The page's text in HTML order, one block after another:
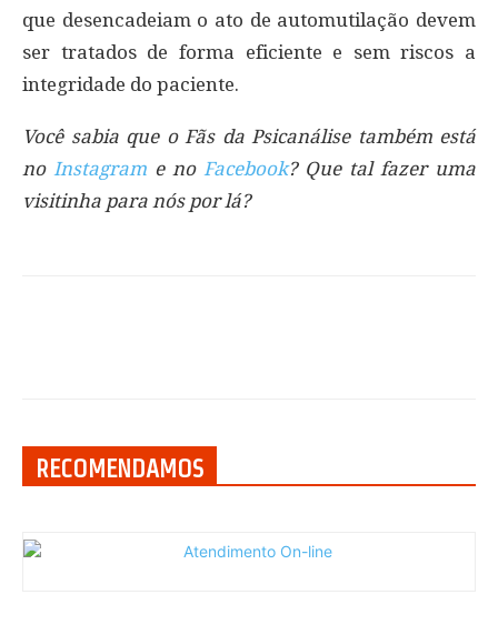
que desencadeiam o ato de automutilação devem
ser tratados de forma eficiente e sem riscos a
integridade do paciente.
Você sabia que o Fãs da Psicanálise também está
no Instagrame no Facebook? Que tal fazer uma
visitinha para nós por lá?
RECOMENDAMOS